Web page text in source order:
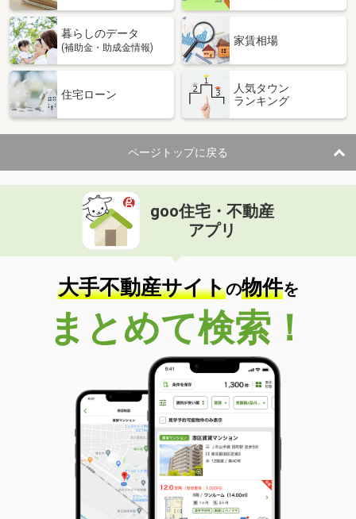
暮らしのデータ
(補助金・助成金情報)
家賃相場
住宅ローン
人気タウン
ランキング
ページトップに戻る
goo住宅・不動産
アプリ
大手不動産サイトの物件を
まとめて検索！